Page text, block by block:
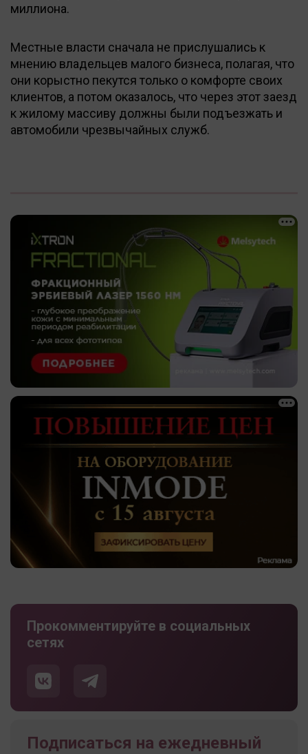
миллиона.
Местные власти сначала не прислушались к
мнению владельцев малого бизнеса, полагая, что
они корыстно пекутся только о комфорте своих
клиентов, а потом оказалось, что через этот заезд
к жилому массиву должны были подъезжать и
автомобили чрезвычайных служб.
Прокомментируйте в социальных
сетях
Подписаться на ежедневный